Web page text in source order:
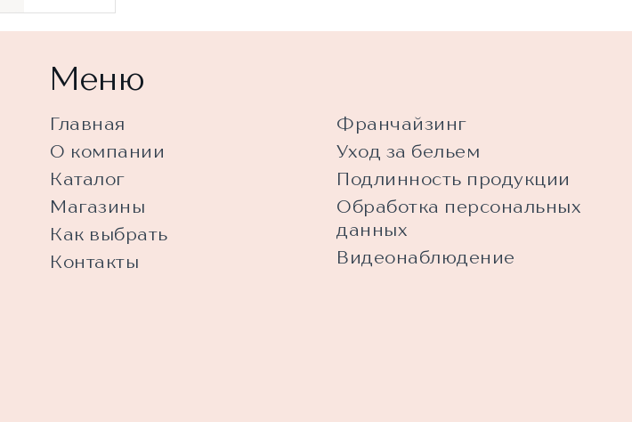
Меню
Главная
О компании
Каталог
Магазины
Как выбрать
Контакты
Франчайзинг
Уход за бельем
Подлинность продукции
Обработка персональных
данных
Видеонаблюдение